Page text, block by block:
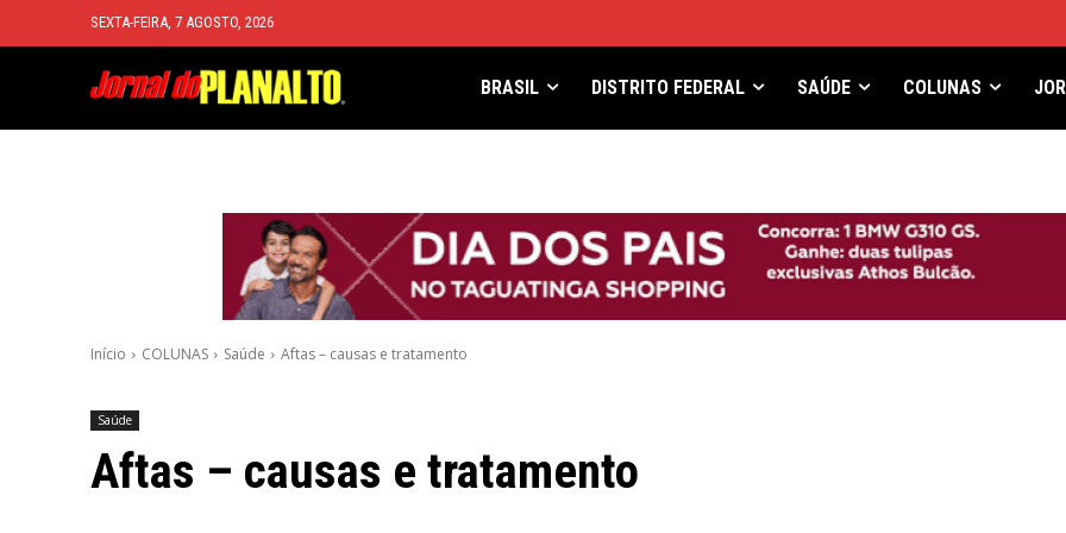
SEXTA-FEIRA, 7 AGOSTO, 2026
BRASIL DISTRITO FEDERAL SAÚDE COLUNAS
Início COLUNAS Saúde Aftas – causas e tratamento
Saúde
Aftas – causas e tratamento